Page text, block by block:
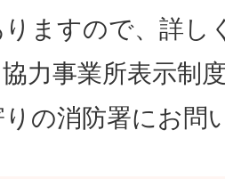
ますので、詳し
力事業所表示制
りの消防署にお問